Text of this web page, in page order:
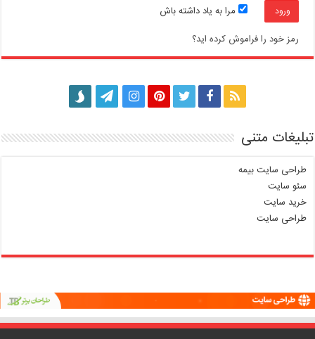
مرا به یاد داشته باش
رمز خود را فراموش کرده اید؟
تبلیغات متنی
طراحی سایت بیمه
سئو سایت
خرید سایت
طراحی سایت